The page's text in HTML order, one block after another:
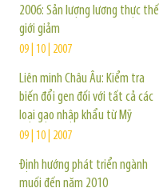
2006: Sản lượng lương thực thế
giới giảm
09 | 10 | 2007
Liên minh Châu Âu: Kiểm tra
biến đổi gen đối với tất cả các
loại gạo nhập khẩu từ Mỹ
09 | 10 | 2007
Định hướng phát triển ngành
muối đến năm 2010